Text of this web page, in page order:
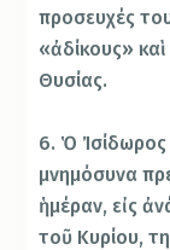
προσευχές
«ἀδίκους»
Θυσίας.
6. Ὁ Ἰσίδωρος
μνημόσυνα
ἡμέραν, εἰς
τοῦ Κυρίου,